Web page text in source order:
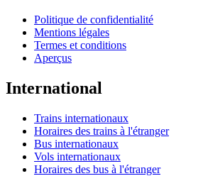
Politique de confidentialité
Mentions légales
Termes et conditions
Aperçus
International
Trains internationaux
Horaires des trains à l'étranger
Bus internationaux
Vols internationaux
Horaires des bus à l'étranger